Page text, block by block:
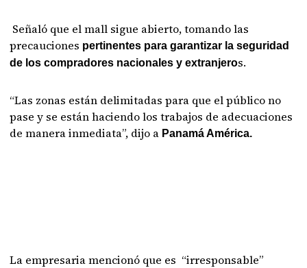
Señaló que el mall sigue abierto, tomando las
precauciones pertinentes para garantizar la seguridad
de los compradores nacionales y extranjeros.
“Las zonas están delimitadas para que el público no
pase y se están haciendo los trabajos de adecuaciones
de manera inmediata”, dijo a Panamá América.
La empresaria mencionó que es “irresponsable”